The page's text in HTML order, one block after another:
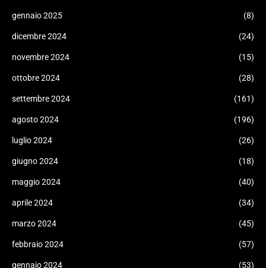
gennaio 2025 (8)
dicembre 2024 (24)
novembre 2024 (15)
ottobre 2024 (28)
settembre 2024 (161)
agosto 2024 (196)
luglio 2024 (26)
giugno 2024 (18)
maggio 2024 (40)
aprile 2024 (34)
marzo 2024 (45)
febbraio 2024 (57)
gennaio 2024 (53)